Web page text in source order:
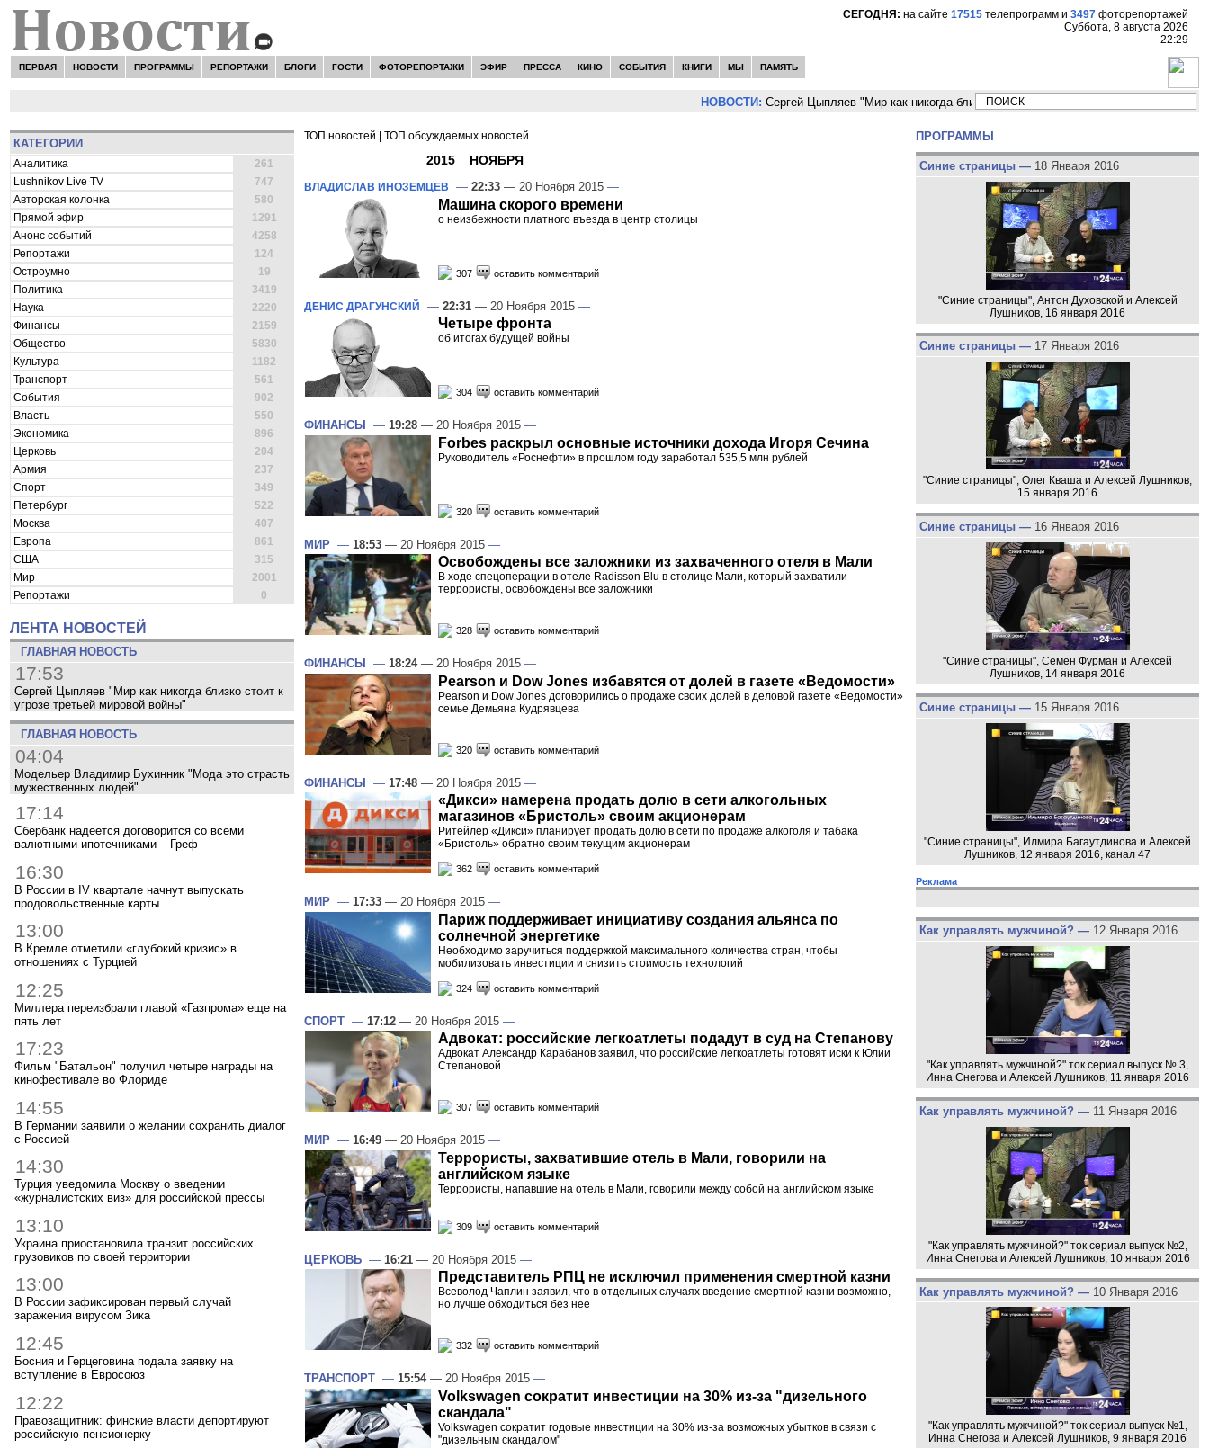
СЕГОДНЯ: на сайте 17515 телепрограмм и 3497 фоторепортажей
Суббота, 8 августа 2026
22:29
ПЕРВАЯ НОВОСТИ ПРОГРАММЫ РЕПОРТАЖИ БЛОГИ ГОСТИ ФОТОРЕПОРТАЖИ ЭФИР ПРЕССА КИНО СОБЫТИЯ КНИГИ МЫ ПАМЯТЬ
НОВОСТИ: Сергей Цыпляев "Мир как никогда близко стоит к угрозе третьей мировой войны"
КАТЕГОРИИ
Аналитика
261
Lushnikov Live TV
747
Авторская колонка
580
Прямой эфир
1291
Анонс событий
4258
Репортажи
124
Остроумно
19
Политика
3419
Наука
2220
Финансы
2159
Общество
5830
Культура
1182
Транспорт
561
События
902
Власть
550
Экономика
896
Церковь
204
Армия
237
Спорт
349
Петербург
522
Москва
407
Европа
861
США
315
Мир
2001
Репортажи
0
ЛЕНТА НОВОСТЕЙ
ГЛАВНАЯ НОВОСТЬ
17:53
Сергей Цыпляев "Мир как никогда близко стоит к
угрозе третьей мировой войны"
ГЛАВНАЯ НОВОСТЬ
04:04
Модельер Владимир Бухинник "Мода это страсть
мужественных людей"
17:14
Сбербанк надеется договорится со всеми
валютными ипотечниками – Греф
16:30
В России в IV квартале начнут выпускать
продовольственные карты
13:00
В Кремле отметили «глубокий кризис» в
отношениях с Турцией
12:25
Миллера переизбрали главой «Газпрома» еще на
пять лет
17:23
Фильм "Батальон" получил четыре награды на
кинофестивале во Флориде
14:55
В Германии заявили о желании сохранить диалог
с Россией
14:30
Турция уведомила Москву о введении
«журналистских виз» для российской прессы
13:10
Украина приостановила транзит российских
грузовиков по своей территории
13:00
В России зафиксирован первый случай
заражения вирусом Зика
12:45
Босния и Герцеговина подала заявку на
вступление в Евросоюз
12:22
Правозащитник: финские власти депортируют
российскую пенсионерку
ТОП новостей ТОП обсуждаемых новостей
2015 НОЯБРЯ
ВЛАДИСЛАВ ИНОЗЕМЦЕВ — 22:33 — 20 Ноября 2015 —
Машина скорого времени
о неизбежности платного въезда в центр столицы
307 оставить комментарий
ДЕНИС ДРАГУНСКИЙ — 22:31 — 20 Ноября 2015 —
Четыре фронта
об итогах будущей войны
304 оставить комментарий
ФИНАНСЫ — 19:28 — 20 Ноября 2015 —
Forbes раскрыл основные источники дохода Игоря Сечина
Руководитель «Роснефти» в прошлом году заработал 535,5 млн рублей
320 оставить комментарий
МИР — 18:53 — 20 Ноября 2015 —
Освобождены все заложники из захваченного отеля в Мали
В ходе спецоперации в отеле Radisson Blu в столице Мали, который захватили
террористы, освобождены все заложники
328 оставить комментарий
ФИНАНСЫ — 18:24— 20 Ноября 2015 —
Pearson и Dow Jones избавятся от долей в газете «Ведомости»
Pearson и Dow Jones договорились о продаже своих долей в деловой газете «Ведомости»
семье Демьяна Кудрявцева
320 оставить комментарий
ФИНАНСЫ — 17:48 — 20 Ноября 2015 —
«Дикси» намерена продать долю в сети алкогольных
магазинов «Бристоль» своим акционерам
Ритейлер «Дикси» планирует продать долю в сети по продаже алкоголя и табака
«Бристоль» обратно своим текущим акционерам
362 оставить комментарий
МИР — 17:33 — 20 Ноября 2015 —
Париж поддерживает инициативу создания альянса по
солнечной энергетике
Необходимо заручиться поддержкой максимального количества стран, чтобы
мобилизовать инвестиции и снизить стоимость технологий
324 оставить комментарий
СПОРТ — 17:12 — 20 Ноября 2015 —
Адвокат: российские легкоатлеты подадут в суд на Степанову
Адвокат Александр Карабанов заявил, что российские легкоатлеты готовят иски к Юлии
Степановой
307 оставить комментарий
МИР — 16:49 — 20 Ноября 2015 —
Террористы, захватившие отель в Мали, говорили на
английском языке
Террористы, напавшие на отель в Мали, говорили между собой на английском языке
309 оставить комментарий
ЦЕРКОВЬ — 16:21 — 20 Ноября 2015 —
Представитель РПЦ не исключил применения смертной казни
Всеволод Чаплин заявил, что в отдельных случаях введение смертной казни возможно,
но лучше обходиться без нее
332 оставить комментарий
ТРАНСПОРТ — 15:54— 20 Ноября 2015 —
Volkswagen сократит инвестиции на 30% из-за "дизельного
скандала"
Volkswagen сократит годовые инвестиции на 30% из-за возможных убытков в связи с
"дизельным скандалом"
ПРОГРАММЫ
Синие страницы — 18 Января 2016
"Синие страницы", Антон Духовской и Алексей
Лушников, 16 января 2016
Синие страницы — 17 Января 2016
"Синие страницы", Олег Кваша и Алексей Лушников,
15 января 2016
Синие страницы — 16 Января 2016
"Синие страницы", Семен Фурман и Алексей
Лушников, 14 января 2016
Синие страницы — 15 Января 2016
"Синие страницы", Илмира Багаутдинова и Алексей
Лушников, 12 января 2016, канал 47
Реклама
Как управлять мужчиной? — 12 Января 2016
"Как управлять мужчиной?" ток сериал выпуск № 3,
Инна Снегова и Алексей Лушников, 11 января 2016
Как управлять мужчиной? — 11 Января 2016
"Как управлять мужчиной?" ток сериал выпуск №2,
Инна Снегова и Алексей Лушников, 10 января 2016
Как управлять мужчиной? — 10 Января 2016
"Как управлять мужчиной?" ток сериал выпуск №1,
Инна Снегова и Алексей Лушников, 9 января 2016